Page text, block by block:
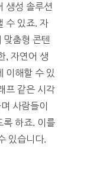
생성 솔루션
수 있죠. 자
맞춤형 콘텐
, 자연어 생
이해할 수 있
프 같은 시각
사람들이
록 하죠. 이를
있습니다.